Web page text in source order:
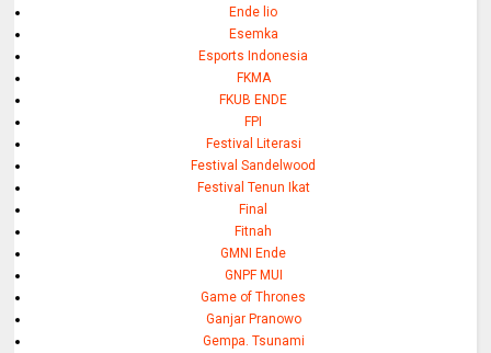
Ende lio
Esemka
Esports Indonesia
FKMA
FKUB ENDE
FPI
Festival Literasi
Festival Sandelwood
Festival Tenun Ikat
Final
Fitnah
GMNI Ende
GNPF MUI
Game of Thrones
Ganjar Pranowo
Gempa. Tsunami